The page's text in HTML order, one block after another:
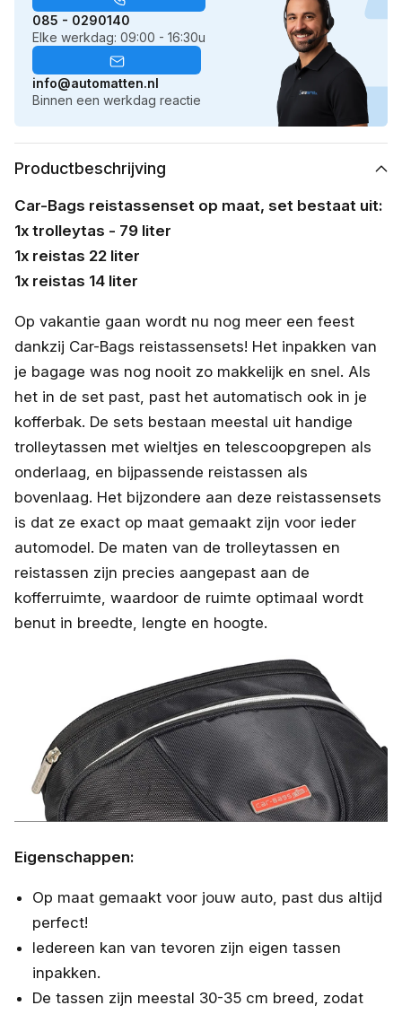
Productbeschrijving
Car-Bags reistassenset op maat, set bestaat uit:
1x trolleytas - 79 liter
1x reistas 22 liter
1x reistas 14 liter
Op vakantie gaan wordt nu nog meer een feest
dankzij Car-Bags reistassensets! Het inpakken van
je bagage was nog nooit zo makkelijk en snel. Als
het in de set past, past het automatisch ook in je
kofferbak. De sets bestaan meestal uit handige
trolleytassen met wieltjes en telescoopgrepen als
onderlaag, en bijpassende reistassen als
bovenlaag. Het bijzondere aan deze reistassensets
is dat ze exact op maat gemaakt zijn voor ieder
automodel. De maten van de trolleytassen en
reistassen zijn precies aangepast aan de
kofferruimte, waardoor de ruimte optimaal wordt
benut in breedte, lengte en hoogte.
Eigenschappen:
Op maat gemaakt voor jouw auto, past dus altijd
perfect!
Iedereen kan van tevoren zijn eigen tassen
inpakken.
De tassen zijn meestal 30-35 cm breed, zodat
085 - 0290140
Elke werkdag: 09:00 - 16:30u
info@automatten.nl
Binnen een werkdag reactie